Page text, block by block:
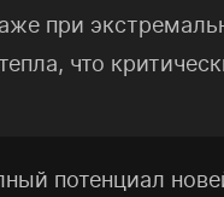
при
что
потенциал